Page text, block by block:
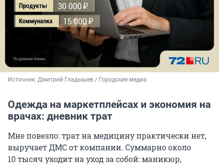
Источник: Дмитрий Гладышев / Городские медиа
Одежда на маркетплейсах и экономия на
врачах: дневник трат
Мне повезло: трат на медицину практически нет,
выручает ДМС от компании. Суммарно около
10 тысяч уходит на уход за собой: маникюр,